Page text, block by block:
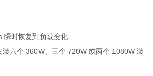
瞬时恢复到负载变化
装六个 360W、三个 720W 或两个 1080W 装